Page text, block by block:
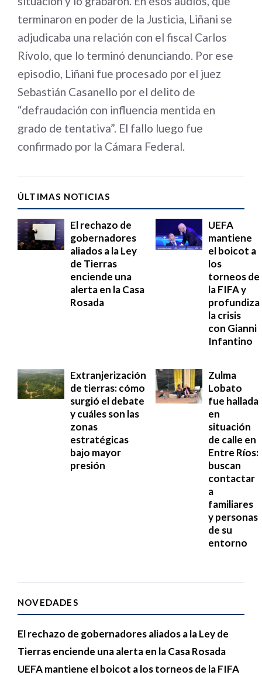
terminaron en poder de la Justicia, Liñani se
adjudicaba una relación con el fiscal Carlos
Rívolo, que lo terminó denunciando. Por ese
episodio, Liñani fue procesado por el juez
Sebastián Casanello por el delito de
“defraudación con influencia mentida en
grado de tentativa”. El fallo luego fue
confirmado por la Cámara Federal.
ÚLTIMAS NOTICIAS
El rechazo de
gobernadores
aliados a la Ley
de Tierras
enciende una
alerta en la Casa
Rosada
UEFA
mantiene
el boicot a
los
torneos de
la FIFA y
profundiza
la crisis
con Gianni
Infantino
Extranjerización
de tierras: cómo
surgió el debate
y cuáles son las
zonas
estratégicas
bajo mayor
presión
Zulma
Lobato
fue hallada
en
situación
de calle en
Entre Ríos:
buscan
contactar
a
familiares
y personas
de su
entorno
NOVEDADES
El rechazo de gobernadores aliados a la Ley de
Tierras enciende una alerta en la Casa Rosada
UEFA mantiene el boicot a los torneos de la FIFA